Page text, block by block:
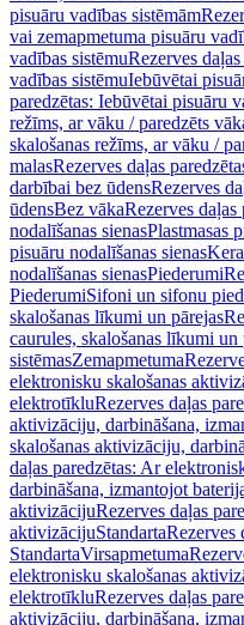
pisuāru vadības sistēmām
vai zemapmetuma pisuāru
vadības sistēmuRezerves
vadības sistēmuIebūvētai
paredzētas: Iebūvētai pisuāru
režīms, ar vāku / paredzēts
skalošanas režīms, ar vāku /
malasRezerves daļas
darbībai bez ūdensRezerves
ūdensBez vākaRezerves daļas
nodalīšanas sienasPlastmasas
pisuāru nodalīšanas sienas
nodalīšanas sienasPiederumi
PiederumiSifoni un sifonu
skalošanas līkumi un pārejas
caurules, skalošanas līkumi un
sistēmasZemapmetuma
elektronisku skalošanas
elektrotīkluRezerves daļas
aktivizāciju, darbināšana,
skalošanas aktivizāciju,
daļas paredzētas: Ar
darbināšana, izmantojot
aktivizācijuRezerves daļas
aktivizācijuStandartaRezerves
StandartaVirsapmetuma
elektronisku skalošanas
elektrotīkluRezerves daļas
aktivizāciju, darbināšana,